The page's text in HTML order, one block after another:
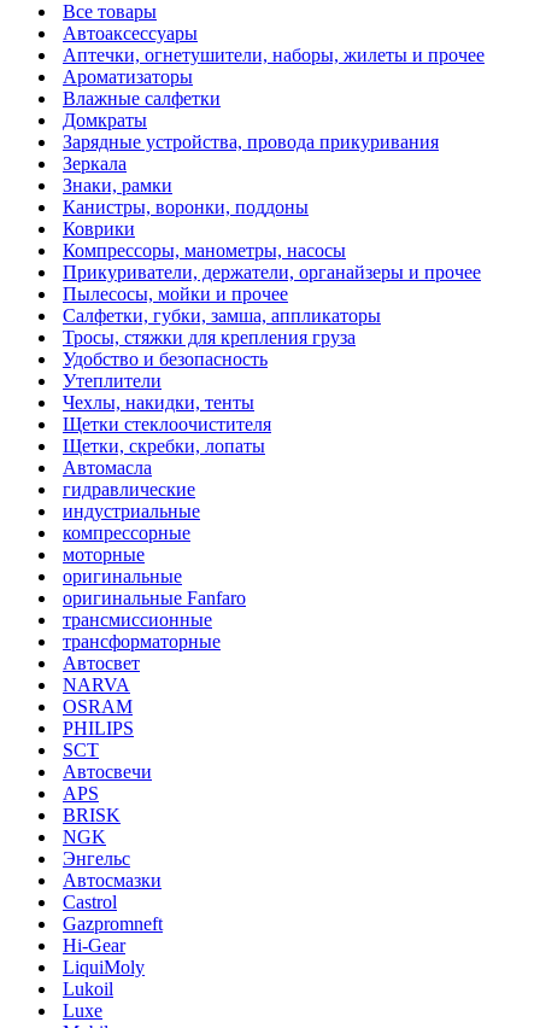
Все товары
Автоаксессуары
Аптечки, огнетушители, наборы, жилеты и прочее
Ароматизаторы
Влажные салфетки
Домкраты
Зарядные устройства, провода прикуривания
Зеркала
Знаки, рамки
Канистры, воронки, поддоны
Коврики
Компрессоры, манометры, насосы
Прикуриватели, держатели, органайзеры и прочее
Пылесосы, мойки и прочее
Салфетки, губки, замша, аппликаторы
Тросы, стяжки для крепления груза
Удобство и безопасность
Утеплители
Чехлы, накидки, тенты
Щетки стеклоочистителя
Щетки, скребки, лопаты
Автомасла
гидравлические
индустриальные
компрессорные
моторные
оригинальные
оригинальные Fanfaro
трансмиссионные
трансформаторные
Автосвет
NARVA
OSRAM
PHILIPS
SCT
Автосвечи
APS
BRISK
NGK
Энгельс
Автосмазки
Castrol
Gazpromneft
Hi-Gear
LiquiMoly
Lukoil
Luxe